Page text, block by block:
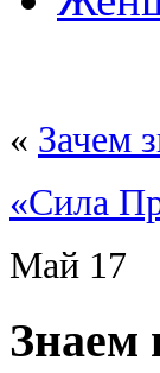
« Зачем
«Сила
Май 17
Знаем